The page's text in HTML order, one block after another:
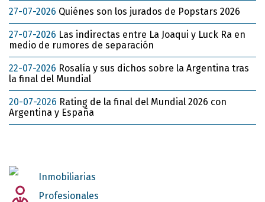
27-07-2026 Quiénes son los jurados de Popstars 2026
27-07-2026 Las indirectas entre La Joaqui y Luck Ra en
medio de rumores de separación
22-07-2026 Rosalía y sus dichos sobre la Argentina tras
la final del Mundial
20-07-2026 Rating de la final del Mundial 2026 con
Argentina y España
Inmobiliarias
Profesionales